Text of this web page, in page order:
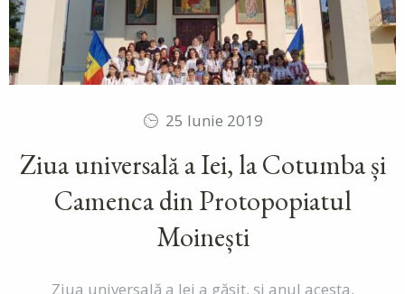
25 Iunie 2019
Ziua universală a Iei, la Cotumba și
Camenca din Protopopiatul
Moinești
Ziua universală a Iei a găsit, și anul acesta,